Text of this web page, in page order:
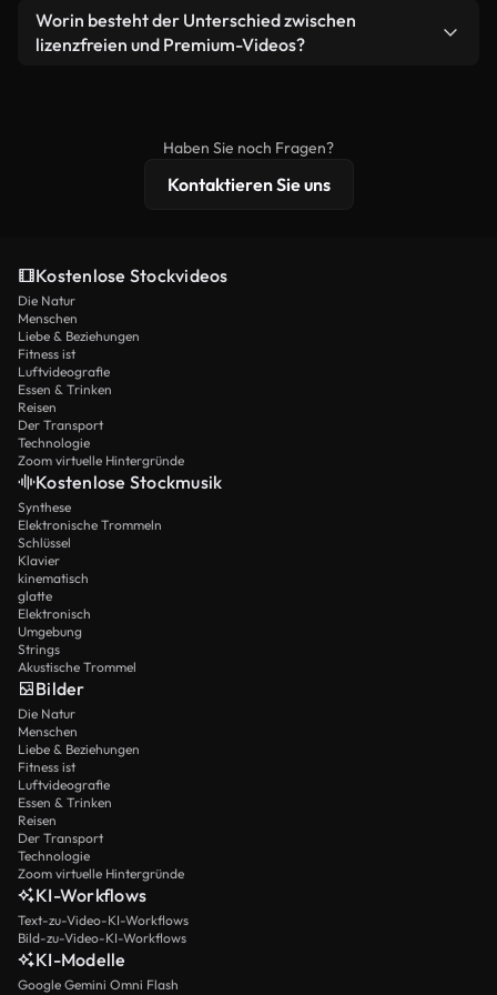
weiterverbreiten.
Videomaterial.
Ja. Sie dürfen unsere Videos gerne kürzen,
bearbeiten oder neu zusammenstellen. Achten Sie
Worin besteht der Unterschied zwischen
lizenzfreien und Premium-Videos?
erweiterten Lizenzschutz bieten.
Haben Sie noch Fragen?
Kontaktieren Sie uns
Kostenlose Stockvideos
Die Natur
Menschen
Liebe & Beziehungen
Fitness ist
Luftvideografie
Essen & Trinken
Reisen
Der Transport
Technologie
Zoom virtuelle Hintergründe
Kostenlose Stockmusik
Synthese
Elektronische Trommeln
Schlüssel
Klavier
kinematisch
glatte
Elektronisch
Umgebung
Strings
Akustische Trommel
Bilder
Die Natur
Menschen
Liebe & Beziehungen
Fitness ist
Luftvideografie
Essen & Trinken
Reisen
Der Transport
Technologie
Zoom virtuelle Hintergründe
KI-Workflows
Text-zu-Video-KI-Workflows
Bild-zu-Video-KI-Workflows
KI-Modelle
Google Gemini Omni Flash